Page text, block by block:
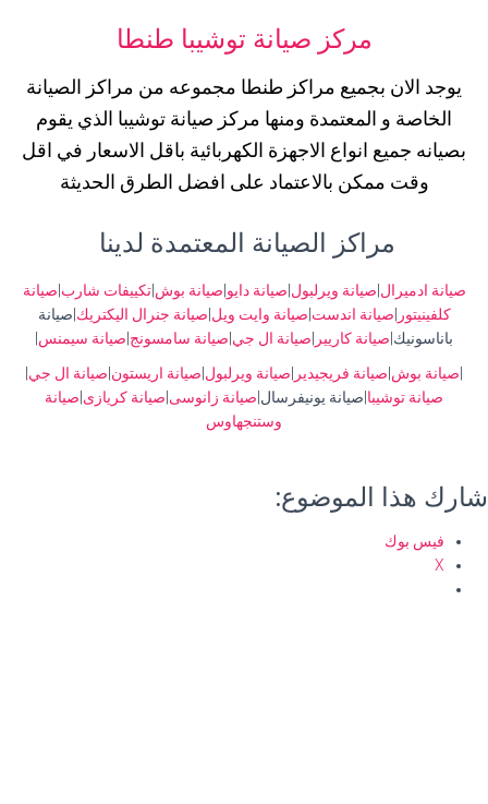
مركز صيانة توشيبا طنطا
يوجد الان بجميع مراكز طنطا مجموعه من مراكز الصيانة
الخاصة و المعتمدة ومنها مركز صيانة توشيبا الذي يقوم
بصيانه جميع انواع الاجهزة الكهربائية باقل الاسعار في اقل
وقت ممكن بالاعتماد على افضل الطرق الحديثة
مراكز الصيانة المعتمدة لدينا ​
صيانة ادميرال صيانة ويرلبول صيانة دايو صيانة بوش |تكييفات شارب صيانة
كلفينيتور صيانة اندست صيانة وايت ويل صيانة جنرال اليكتريك |صيانة
باناسونيك| صيانة كاريير صيانة ال جي صيانة سامسونج صيانة سيمنس
صيانة بوش صيانة فريجيدير صيانة ويرلبول صيانة اريستون صيانة ال جي
صيانة توشيبا |صيانة يونيفرسال| صيانة زانوسى صيانة كريازى صيانة
وستنجهاوس
شارك هذا الموضوع:
فيس بوك
X